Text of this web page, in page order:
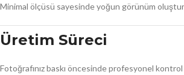
Minimal ölçüsü sayesinde yoğun görünüm
Üretim Süreci
Fotoğrafınız baskı öncesinde profesyonel